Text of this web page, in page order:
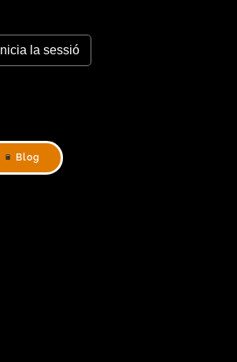
Inicia la sessió
Blog